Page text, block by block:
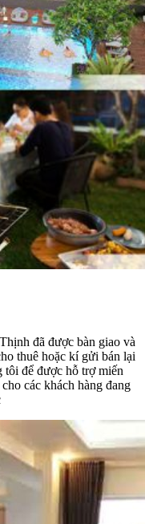
đã được bàn giao và
thuê hoặc kí gửi bán lại
tôi để được hỗ trợ miến
các khách hàng đang